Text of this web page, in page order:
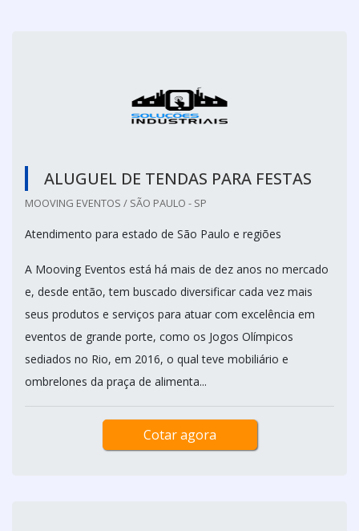
ALUGUEL DE TENDAS PARA FESTAS
MOOVING EVENTOS / SÃO PAULO - SP
Atendimento para estado de São Paulo e regiões
A Mooving Eventos está há mais de dez anos no mercado
e, desde então, tem buscado diversificar cada vez mais
seus produtos e serviços para atuar com excelência em
eventos de grande porte, como os Jogos Olímpicos
sediados no Rio, em 2016, o qual teve mobiliário e
ombrelones da praça de alimenta...
Cotar agora